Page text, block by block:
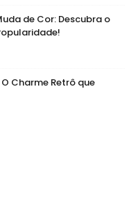
de Cor: Descubra o
Charme Retrô que